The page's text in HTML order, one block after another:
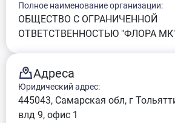
Полное наименование организации:
ОБЩЕСТВО С ОГРАНИЧЕННОЙ
ОТВЕТСТВЕННОСТЬЮ "ФЛОРА
Адреса
Юридический адрес:
445043, Самарская обл, г
влд 9, офис 1